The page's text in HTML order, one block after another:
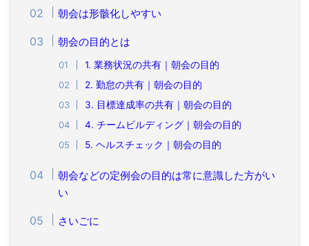
朝会は形骸化しやすい
朝会の目的とは
1. 業務状況の共有｜朝会の目的
2. 勤怠の共有｜朝会の目的
3. 目標達成率の共有｜朝会の目的
4. チームビルディング｜朝会の目的
5. ヘルスチェック｜朝会の目的
朝会などの定例会の目的は常に意識した方がい
い
さいごに